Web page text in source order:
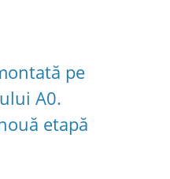
pe
A0.
etapă